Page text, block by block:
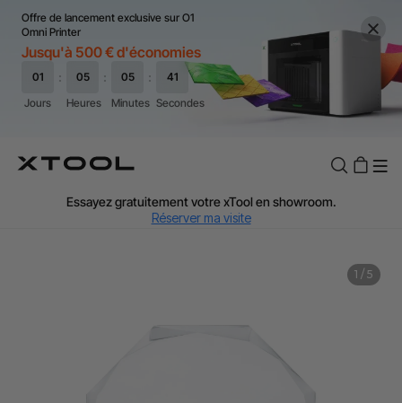
Offre de lancement exclusive sur O1
Omni Printer
Jusqu'à 500 € d'économies
TVA Offerte : Jusqu'à 20 % selon le pays.
J'en profite
Essayez gratuitement votre xTool en showroom.
Réserver ma visite
Assistance personnalisée avec un expert.
1 / 5